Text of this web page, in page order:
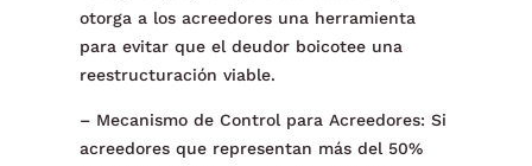
otorga a los acreedores una herramienta
para evitar que el deudor boicotee una
reestructuración viable.
– Mecanismo de Control para Acreedores: Si
acreedores que representan más del 50%